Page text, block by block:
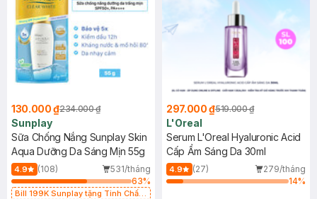
130.000 ₫234.000 ₫
Sunplay
Sữa Chống Nắng Sunplay Skin
Aqua Dưỡng Da Sáng Mịn 55g
4.9 (108)
531/tháng
63%
Bill 199K Sunplay tặng Tinh Chất
297.000 ₫519.000 ₫
L'Oreal
Serum L'Oreal Hyaluronic Acid
Cấp Ẩm Sáng Da 30ml
4.9 (27)
279/tháng
14%